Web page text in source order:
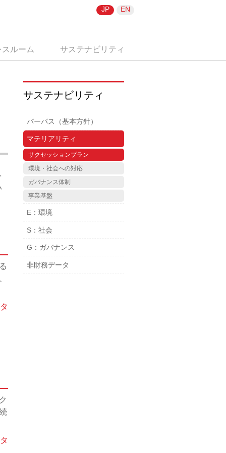
スルーム サステナビリティ
JP EN
サステナビリティ
パーパス（基本方針）
マテリアリティ
サクセッションプラン
環境・社会への対応
ガバナンス体制
事業基盤
E：環境
S：社会
G：ガバナンス
非財務データ